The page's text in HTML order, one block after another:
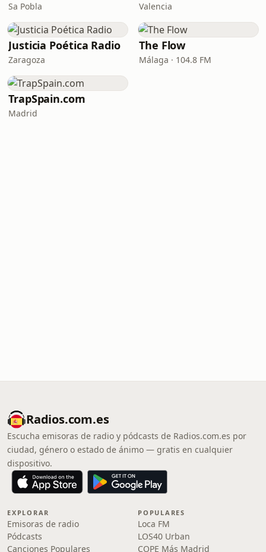
Sa Pobla Valencia
Justicia Poética Radio
Zaragoza
The Flow
Málaga · 104.8 FM
TrapSpain.com
Madrid
Radios.com.es
Escucha emisoras de radio y pódcasts de Radios.com.es por
ciudad, género o estado de ánimo — gratis en cualquier
dispositivo.
EXPLORAR
Emisoras de radio
Pódcasts
Canciones Populares
POPULARES
Loca FM
LOS40 Urban
COPE Más Madrid